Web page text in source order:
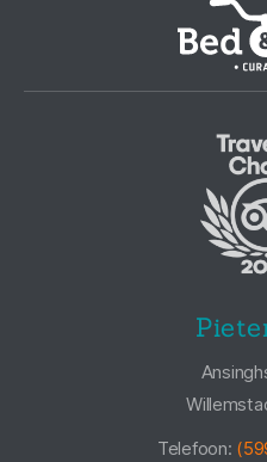
Telefoon: